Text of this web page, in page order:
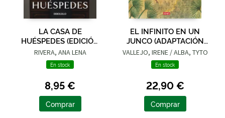
LA CASA DE
HUÉSPEDES (EDICIÓN
LIMITADA · VERANO)
RIVERA, ANA LENA
En stock
8,95 €
Comprar
EL INFINITO EN UN
JUNCO (ADAPTACIÓN
GRÁFICA)
VALLEJO, IRENE / ALBA, TYTO
En stock
22,90 €
Comprar